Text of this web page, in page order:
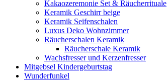
Kakaozeremonie Set & Räucherrituale
Keramik Geschirr beige
Keramik Seifenschalen
Luxus Deko Wohnzimmer
Räucherschalen Keramik
Räucherschale Keramik
Wachsfresser und Kerzenfresser
Mitgebsel Kindergeburtstag
Wunderfunkel